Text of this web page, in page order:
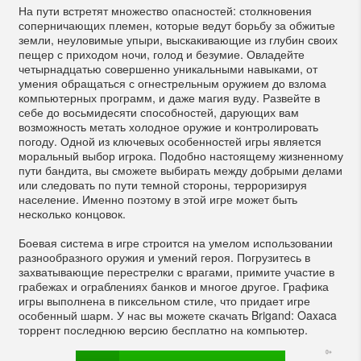
На пути встретят множество опасностей: столкновения
соперничающих племен, которые ведут борьбу за обжитые
земли, неуловимые упыри, выскакивающие из глубин своих
пещер с приходом ночи, голод и безумие. Овладейте
четырнадцатью совершенно уникальными навыками, от
умения обращаться с огнестрельным оружием до взлома
компьютерных программ, и даже магия вуду. Развейте в
себе до восьмидесяти способностей, дарующих вам
возможность метать холодное оружие и контролировать
погоду. Одной из ключевых особенностей игры является
моральный выбор игрока. Подобно настоящему жизненному
пути бандита, вы сможете выбирать между добрыми делами
или следовать по пути темной стороны, терроризируя
население. Именно поэтому в этой игре может быть
несколько концовок.
Боевая система в игре строится на умелом использовании
разнообразного оружия и умений героя. Погрузитесь в
захватывающие перестрелки с врагами, примите участие в
грабежах и ограблениях банков и многое другое. Графика
игры выполнена в пиксельном стиле, что придает игре
особенный шарм. У нас вы можете скачать Brigand: Oaxaca
торрент последнюю версию бесплатно на компьютер.